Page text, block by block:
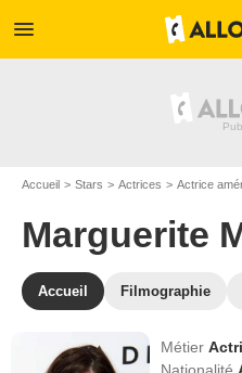
menu
Accueil Stars Actrices Actrice
Marguerite
Accueil Filmographie
Métier